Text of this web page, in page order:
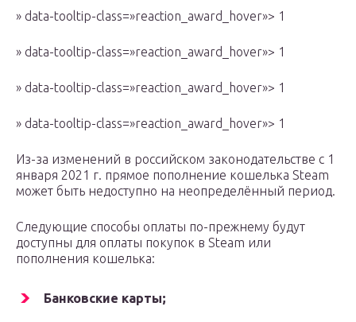
» data-tooltip-class=»reaction_award_hover»> 1
» data-tooltip-class=»reaction_award_hover»> 1
» data-tooltip-class=»reaction_award_hover»> 1
» data-tooltip-class=»reaction_award_hover»> 1
Из-за изменений в российском законодательстве с 1
января 2021 г. прямое пополнение кошелька Steam
может быть недоступно на неопределённый период.
Следующие способы оплаты по-прежнему будут
доступны для оплаты покупок в Steam или
пополнения кошелька:
Банковские карты;